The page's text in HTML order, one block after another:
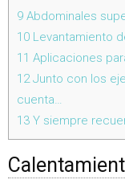
9 Abdominales
10 Levantamiento
11 Aplicaciones
12Junto con los
cuenta…
13 Y siempre